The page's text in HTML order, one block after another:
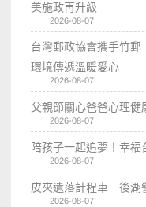
美施政再升級
2026-08-07
台灣郵政協會攜手竹
環境傳遞溫暖愛心
2026-08-07
父親節關心爸爸心理
2026-08-07
陪孩子一起追夢！幸福
2026-08-07
皮夾遺落計程車 後湖
2026-08-07